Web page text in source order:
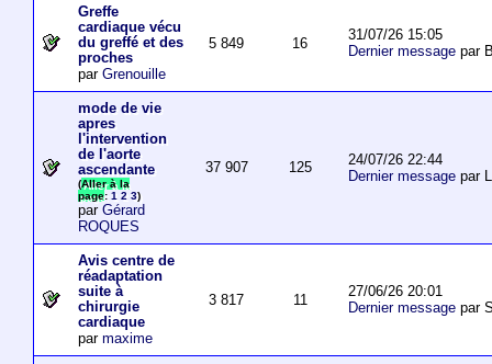
Greffe
cardiaque vécu
du greffé et des
proches
par Grenouille
5 849 16
31/07/26 15:05
Dernier messagepar
mode de vie
apres
l'intervention
de l'aorte
ascendante
(Aller à la
page: 1 2 3)
par Gérard
ROQUES
37 907 125
24/07/26 22:44
Dernier messagepar
Avis centre de
réadaptation
suite à
chirurgie
cardiaque
par maxime
3 817 11
27/06/26 20:01
Dernier messagepar